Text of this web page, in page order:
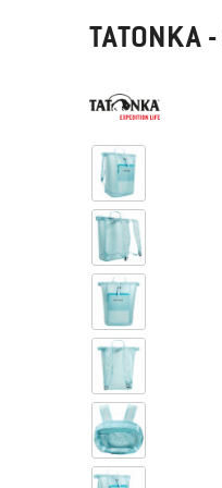
TATONKA -